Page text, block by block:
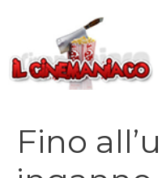
contenuto
Fino